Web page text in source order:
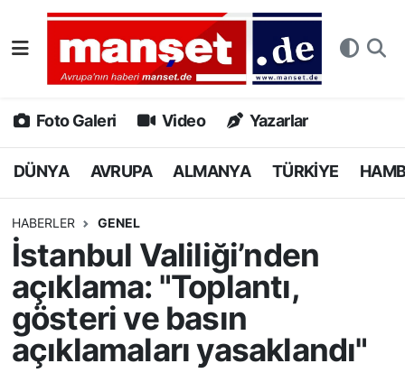
Foto Galeri Video Yazarlar
DÜNYA AVRUPA ALMANYA TÜRKİYE
HABERLER GENEL
İstanbul Valiliği’nden
açıklama: "Toplantı,
gösteri ve basın
açıklamaları yasaklandı"
DÜNYA
AVRUPA
ALMANYA
HAMBURG
SPOR
DEUTSCH
Nöbetçi Eczaneler
Hava Durumu
Namaz Vakitleri
Puan Durumu ve Fikstür
Tüm Manşetler
Son Dakika Haberleri